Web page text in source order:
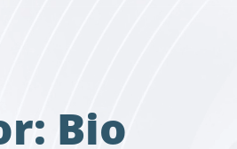
Bio